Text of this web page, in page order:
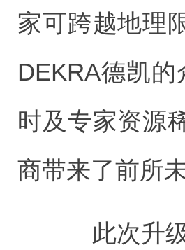
家可跨越地理
DEKRA德凯
时及专家资源
商带来了前所
此次升级